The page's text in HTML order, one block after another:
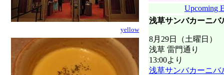
yellow
Upcoming
浅草サンバカーニバ
8月29日（土曜日）
浅草 雷門通り
13:00より
浅草サンバカーニバ